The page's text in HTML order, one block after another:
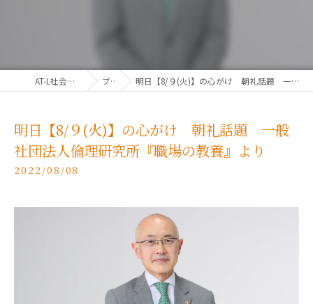
AT-L社会保険労務士法人 ブログ 明日【8/９(火)】の心がけ 朝礼話題 一般社団法人倫理研究所『職場の教養』より
明日【8/９(火)】の心がけ 朝礼話題 一般
社団法人倫理研究所『職場の教養』より
2022/08/08